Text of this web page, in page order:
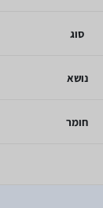
סוג
נושא
חומר